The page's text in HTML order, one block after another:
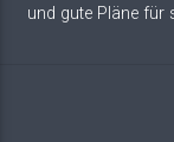
und gute Pläne für